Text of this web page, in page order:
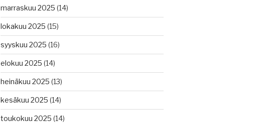
marraskuu 2025 (14)
lokakuu 2025 (15)
syyskuu 2025 (16)
elokuu 2025 (14)
heinäkuu 2025 (13)
kesäkuu 2025 (14)
toukokuu 2025 (14)